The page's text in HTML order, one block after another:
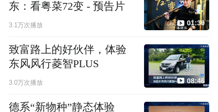
东：看粤菜72变 - 预告片
3.1万次播放 01:39
致富路上的好伙伴，体验
东风风行菱智PLUS
3.0万次播放 08:46
德系“新物种”静态体验